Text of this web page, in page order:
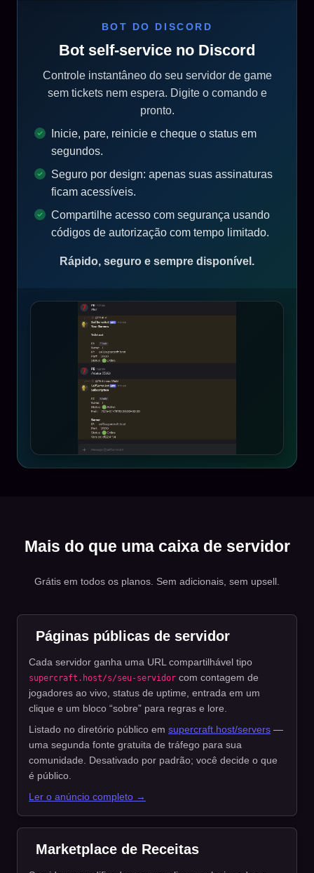
BOT DO DISCORD
Bot self-service no Discord
Controle instantâneo do seu servidor de game
sem tickets nem espera. Digite o comando e
pronto.
Inicie, pare, reinicie e cheque o status em
segundos.
Seguro por design: apenas suas assinaturas
ficam acessíveis.
Compartilhe acesso com segurança usando
códigos de autorização com tempo limitado.
Rápido, seguro e sempre disponível.
Mais do que uma caixa de servidor
Grátis em todos os planos. Sem adicionais, sem upsell.
Páginas públicas de servidor
Cada servidor ganha uma URL compartilhável tipo
supercraft.host/s/seu-servidor com contagem de
jogadores ao vivo, status de uptime, entrada em um
clique e um bloco “sobre” para regras e lore.
Listado no diretório público em supercraft.host/servers —
uma segunda fonte gratuita de tráfego para sua
comunidade. Desativado por padrão; você decide o que
é público.
Ler o anúncio completo →
Marketplace de Receitas